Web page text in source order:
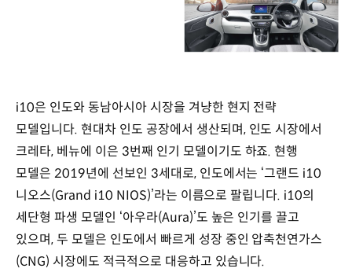
i10은 인도와 동남아시아 시장을 겨냥한 현지 전략
모델입니다. 현대차 인도 공장에서 생산되며, 인도 시장에서
크레타, 베뉴에 이은 3번째 인기 모델이기도 하죠. 현행
모델은 2019년에 선보인 3세대로, 인도에서는 ‘그랜드 i10
니오스(Grand i10 NIOS)’라는 이름으로 팔립니다. i10의
세단형 파생 모델인 ‘아우라(Aura)’도 높은 인기를 끌고
있으며, 두 모델은 인도에서 빠르게 성장 중인 압축천연가스
(CNG) 시장에도 적극적으로 대응하고 있습니다.